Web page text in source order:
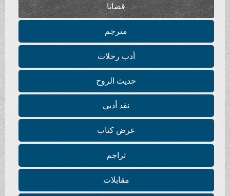
قضايا
مترجم
أدب رحلات
حديث الروح
نقد أدبي
عرض كتاب
تراجم
مقابلات